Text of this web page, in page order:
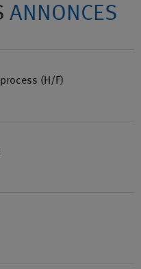
ANNONCES
(H/F)